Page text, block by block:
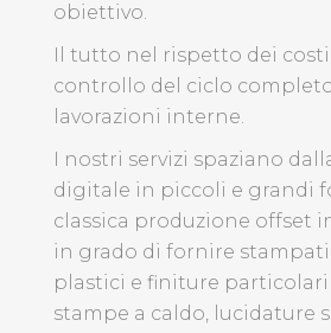
obiettivo.
Il tutto nel rispetto dei
controllo del ciclo
lavorazioni interne.
I nostri servizi spaziano
digitale in piccoli e grandi
classica produzione offset
in grado di fornire
plastici e finiture
stampe a caldo, lucidature